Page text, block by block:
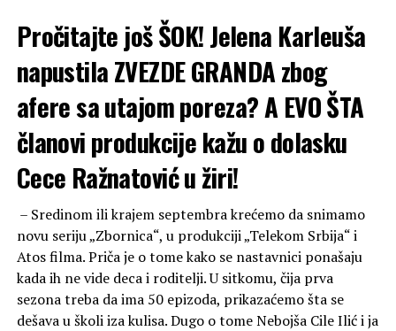
Pročitajte jošŠOK! Jelena Karleuša
napustila ZVEZDE GRANDA zbog
afere sa utajom poreza? A EVO ŠTA
članovi produkcije kažu o dolasku
Cece Ražnatović u žiri!
– Sredinom ili krajem septembra krećemo da snimamo
novu seriju „Zbornica“, u produkciji „Telekom Srbija“ i
Atos filma. Priča je o tome kako se nastavnici ponašaju
kada ih ne vide deca i roditelji. U sitkomu, čija prva
sezona treba da ima 50 epizoda, prikazaćemo šta se
dešava u školi iza kulisa. Dugo o tome Nebojša Cile Ilić i ja